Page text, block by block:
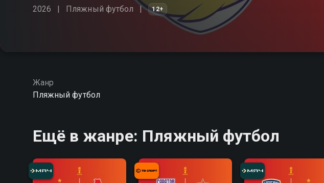
2026 Пляжный футбол 12+
Жанр
Пляжный футбол
Ещё в жанре: Пляжный футбол